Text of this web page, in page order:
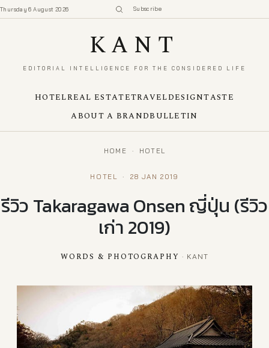
Thursday 6 August 2026 Subscribe
KANT
EDITORIAL INTELLIGENCE FOR THE CONSIDERED LIFE
HOTELREAL ESTATETRAVELDESIGNTASTE
ABOUT A BRANDBULLETIN
HOME · HOTEL
HOTEL · 28 JAN 2019
รีวิว Takaragawa Onsen ญี่ปุ่น (รีวิว
เก่า 2019)
WORDS & PHOTOGRAPHY · KANT